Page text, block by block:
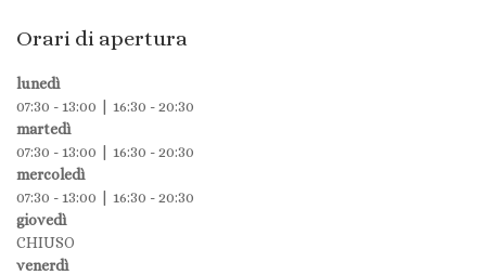
Orari di apertura
lunedì
07:30 - 13:00 | 16:30 - 20:30
martedì
07:30 - 13:00 | 16:30 - 20:30
mercoledì
07:30 - 13:00 | 16:30 - 20:30
giovedì
CHIUSO
venerdì